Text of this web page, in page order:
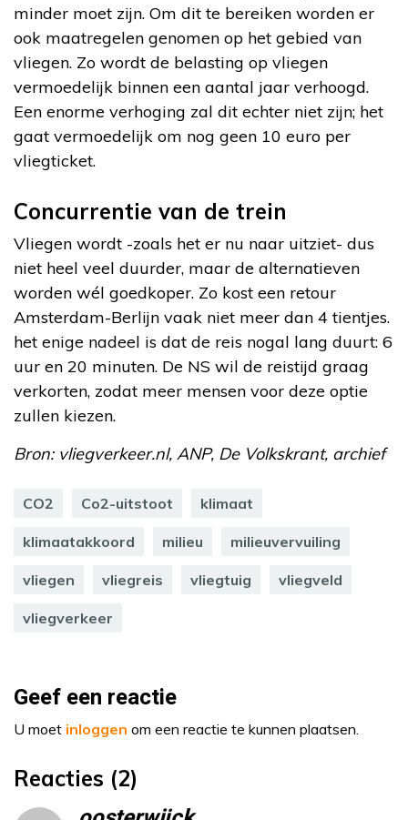
minder moet zijn. Om dit te bereiken worden er
ook maatregelen genomen op het gebied van
vliegen. Zo wordt de belasting op vliegen
vermoedelijk binnen een aantal jaar verhoogd.
Een enorme verhoging zal dit echter niet zijn; het
gaat vermoedelijk om nog geen 10 euro per
vliegticket.
Concurrentie van de trein
Vliegen wordt -zoals het er nu naar uitziet- dus
niet heel veel duurder, maar de alternatieven
worden wél goedkoper. Zo kost een retour
Amsterdam-Berlijn vaak niet meer dan 4 tientjes.
het enige nadeel is dat de reis nogal lang duurt: 6
uur en 20 minuten. De NS wil de reistijd graag
verkorten, zodat meer mensen voor deze optie
zullen kiezen.
Bron: vliegverkeer.nl, ANP, De Volkskrant, archief
CO2 Co2-uitstoot klimaat
klimaatakkoord milieu milieuvervuiling
vliegen vliegreis vliegtuig vliegveld
vliegverkeer
Geef een reactie
U moet inloggen om een reactie te kunnen plaatsen.
Reacties (2)